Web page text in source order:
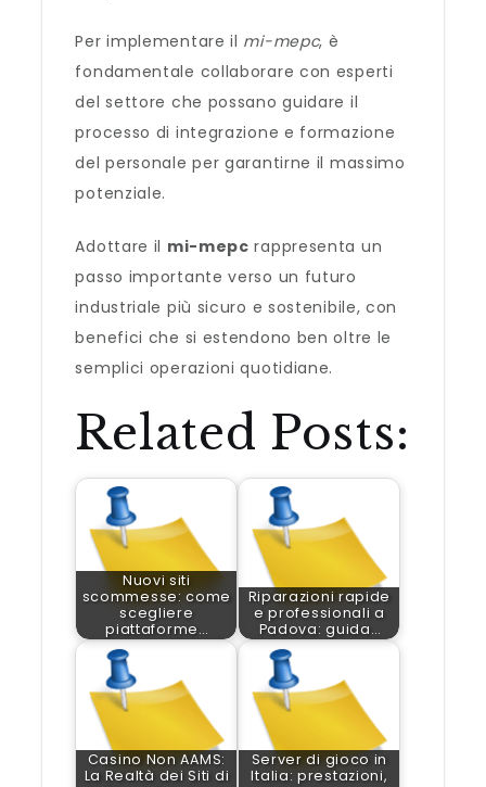
Per implementare il mi-mepc, è
fondamentale collaborare con esperti
del settore che possano guidare il
processo di integrazione e formazione
del personale per garantirne il massimo
potenziale.
Adottare il mi-mepc rappresenta un
passo importante verso un futuro
industriale più sicuro e sostenibile, con
benefici che si estendono ben oltre le
semplici operazioni quotidiane.
Related Posts:
Nuovi siti
scommesse: come
scegliere
piattaforme…
Riparazioni rapide
e professionali a
Padova: guida…
Casino Non AAMS:
La Realtà dei Siti di
Server di gioco in
Italia: prestazioni,